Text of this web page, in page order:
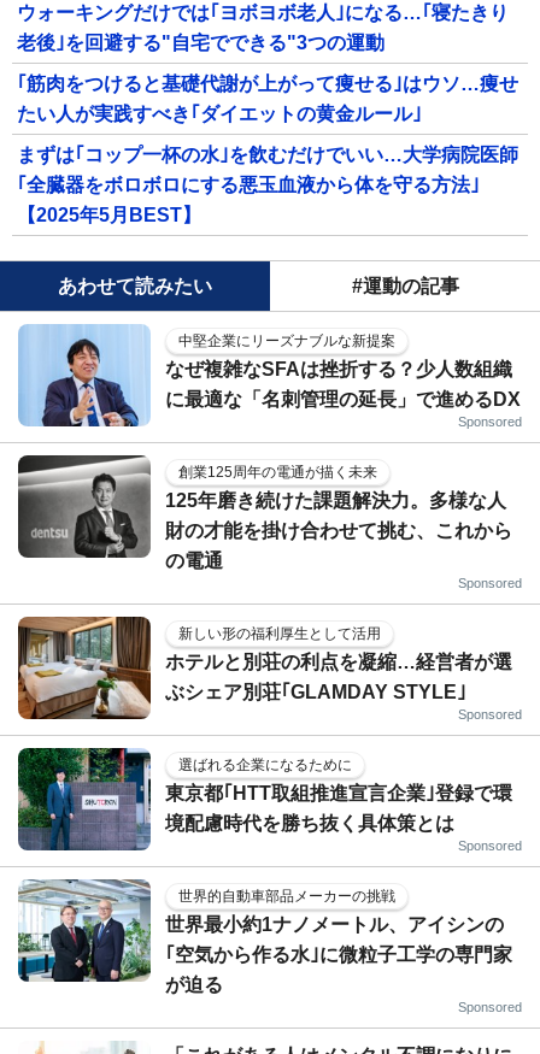
ウォーキングだけでは｢ヨボヨボ老人｣になる…｢寝たきり
老後｣を回避する"自宅でできる"3つの運動
｢筋肉をつけると基礎代謝が上がって痩せる｣はウソ…痩せ
たい人が実践すべき｢ダイエットの黄金ルール｣
まずは｢コップ一杯の水｣を飲むだけでいい…大学病院医師
｢全臓器をボロボロにする悪玉血液から体を守る方法｣
【2025年5月BEST】
あわせて読みたい #運動の記事
中堅企業にリーズナブルな新提案
なぜ複雑なSFAは挫折する？少人数組織
に最適な「名刺管理の延長」で進めるDX
Sponsored
創業125周年の電通が描く未来
125年磨き続けた課題解決力。多様な人
財の才能を掛け合わせて挑む、これから
の電通
Sponsored
新しい形の福利厚生として活用
ホテルと別荘の利点を凝縮…経営者が選
ぶシェア別荘｢GLAMDAY STYLE｣
Sponsored
選ばれる企業になるために
東京都｢HTT取組推進宣言企業｣登録で環
境配慮時代を勝ち抜く具体策とは
Sponsored
世界的自動車部品メーカーの挑戦
世界最小約1ナノメートル、アイシンの
｢空気から作る水｣に微粒子工学の専門家
が迫る
Sponsored